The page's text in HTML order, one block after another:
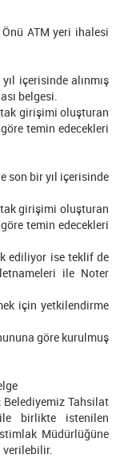
ATM yeri ihalesi
alınmış
belgesi.
girişimi oluşturan
temin edecekleri
bir yıl içerisinde
girişimi oluşturan
temin edecekleri
ise teklif de
ile Noter
için yetkilendirme
göre kurulmuş
Tahsilat
birlikte istenilen
Müdürlüğüne
verilebilir.